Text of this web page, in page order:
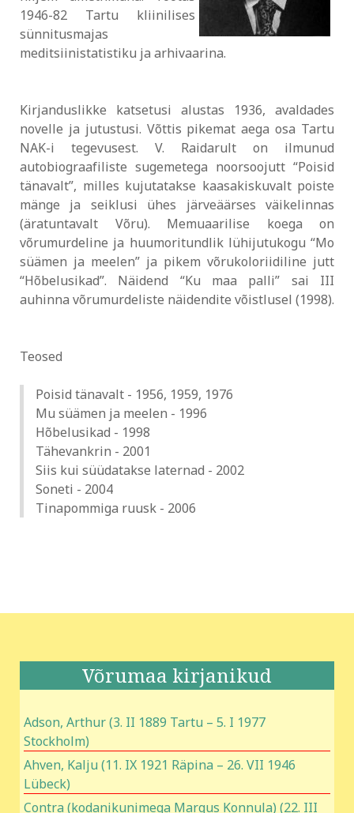
1946-82 Tartu kliinilises
sünnitusmajas
meditsiinistatistiku ja arhivaarina.
Kirjanduslikke katsetusi alustas 1936, avaldades
novelle ja jutustusi. Võttis pikemat aega osa Tartu
NAK-i tegevusest. V. Raidarult on ilmunud
autobiograafiliste sugemetega noorsoojutt “Poisid
tänavalt”, milles kujutatakse kaasakiskuvalt poiste
mänge ja seiklusi ühes järveäärses väikelinnas
(äratuntavalt Võru). Memuaarilise koega on
võrumurdeline ja huumoritundlik lühijutukogu “Mo
süämen ja meelen” ja pikem võrukoloriidiline jutt
“Hõbelusikad”. Näidend “Ku maa palli” sai III
auhinna võrumurdeliste näidendite võistlusel (1998).
Teosed
Poisid tänavalt - 1956, 1959, 1976
Mu süämen ja meelen - 1996
Hõbelusikad - 1998
Tähevankrin - 2001
Siis kui süüdatakse laternad - 2002
Soneti - 2004
Tinapommiga ruusk - 2006
Võrumaa kirjanikud
Adson, Arthur (3. II 1889 Tartu – 5. I 1977
Stockholm)
Ahven, Kalju (11. IX 1921 Räpina – 26. VII 1946
Lübeck)
Contra (kodanikunimega Margus Konnula) (22. III